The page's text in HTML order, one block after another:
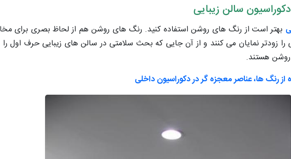
سالن زیبایی
بهتر است از رنگ های روشن استفاده کنید. رنگ های روشن هم از لحاظ بصری برای
زودتر نمایان می کنند و از آن جایی که بحث سلامتی در سالن های زیبایی حرف اول
هستند.
از رنگ ها، عناصر معجزه گر در دکوراسیون داخلی